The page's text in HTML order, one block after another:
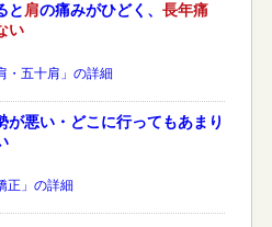
と 肩の痛みがひどく、 長年痛
い
・五十肩」の詳細
が悪い・どこに行ってもあまり
正」の詳細